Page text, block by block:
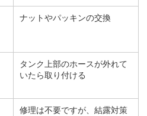
ナットやパッキンの交換
タンク上部のホースが外れて
いたら取り付ける
修理は不要ですが、結露対策